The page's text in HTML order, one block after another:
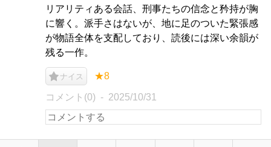
リアリティある会話、刑事たちの信念と矜持が胸
に響く。派手さはないが、地に足のついた緊張感
が物語全体を支配しており、読後には深い余韻が
残る一作。
ナイス ★8
コメント(0) 2025/10/31